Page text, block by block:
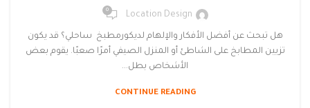
Location Design
0
هل تبحث عن أفضل الأفكار والإلهام لديكورمطبخ ساحلي؟ قد يكون
تزيين المطابخ على الشاطئ أو المنزل الصيفي أمرًا صعبًا. يقوم بعض
الأشخاص بطل...
CONTINUE READING